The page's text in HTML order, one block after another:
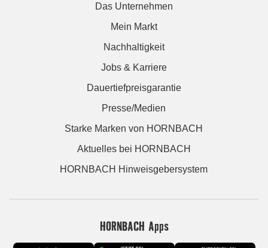
Das Unternehmen
Mein Markt
Nachhaltigkeit
Jobs & Karriere
Dauertiefpreisgarantie
Presse/Medien
Starke Marken von HORNBACH
Aktuelles bei HORNBACH
HORNBACH Hinweisgebersystem
HORNBACH Apps